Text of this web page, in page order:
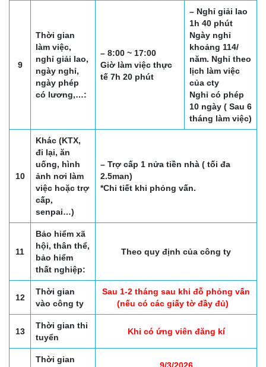
9
Thời gian
làm việc,
nghỉ giải lao,
ngày nghỉ,
ngày phép
có lương,…:
– 8:00 ~ 17:00
Giờ làm việc thực
tế 7h 20 phút
– Nghỉ giải lao
1h 40 phút
Ngày nghỉ
khoảng 114/
năm. Nghỉ theo
lịch làm việc
của cty
Nghỉ có phép
10 ngày ( Sau 6
tháng làm việc)
10
Khác (KTX,
đi lại, ăn
uống, hình
ảnh nơi làm
việc hoặc trợ
cấp,
senpai…)
– Trợ cấp 1 nửa tiền nhà ( tối đa
2.5man)
*Chi tiết khi phỏng vấn.
11
Bảo hiểm xã
hội, thân thể,
bảo hiểm
thất nghiệp:
Theo quy định của công ty
12
Thời gian
vào công ty
Sau 1-2 tháng sau khi đỗ phỏng vấn
(nếu có các giấy tờ đầy đủ)
13
Thời gian thi
tuyển
Khi có ứng viên đăng kí
Thời gian